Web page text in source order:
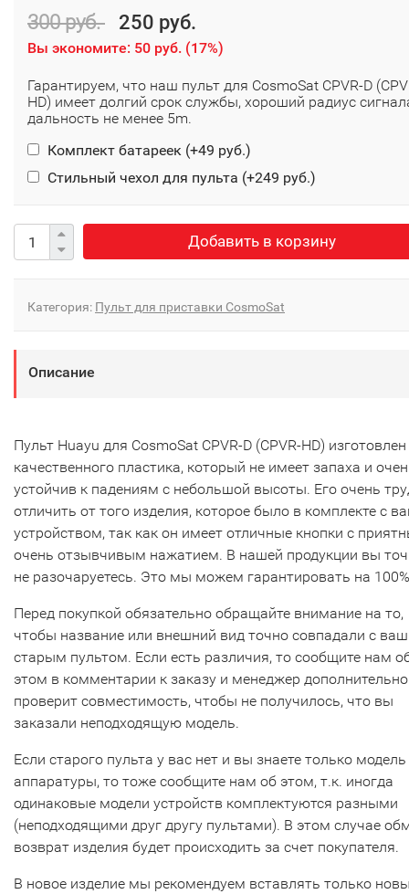
300 руб. 250 руб.
Вы экономите: 50 руб. (17%)
Гарантируем, что наш пульт для CosmoSat CPVR-D
HD) имеет долгий срок службы, хороший радиус
дальность не менее 5m.
Комплект батареек (+49 руб.)
Стильный чехол для пульта (+249 руб.)
Добавить в корзину
Категория: Пульт для приставки CosmoSat
Описание
Пульт Huayu для CosmoSat CPVR-D (CPVR-HD)
качественного пластика, который не имеет запаха и
устойчив к падениям с небольшой высоты. Его очень
отличить от того изделия, которое было в комплекте с
устройством, так как он имеет отличные кнопки с
очень отзывчивым нажатием. В нашей продукции вы
не разочаруетесь. Это мы можем гарантировать на
Перед покупкой обязательно обращайте внимание на то,
чтобы название или внешний вид точно совпадали с
старым пультом. Если есть различия, то сообщите нам
этом в комментарии к заказу и менеджер дополнительно
проверит совместимость, чтобы не получилось, что вы
заказали неподходящую модель.
Если старого пульта у вас нет и вы знаете только модель
аппаратуры, то тоже сообщите нам об этом, т.к. иногда
одинаковые модели устройств комплектуются разными
(неподходящими друг другу пультами). В этом случае
возврат изделия будет происходить за счет покупателя.
В новое изделие мы рекомендуем вставлять только